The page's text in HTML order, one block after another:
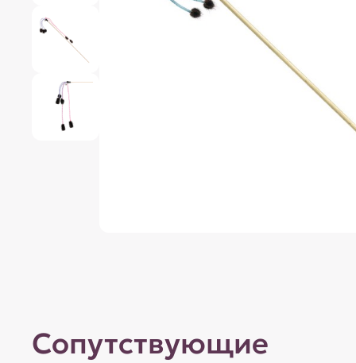
Сопутствующие